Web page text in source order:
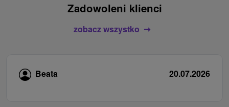
Zadowoleni klienci
zobacz wszystko
Beata 20.07.2026